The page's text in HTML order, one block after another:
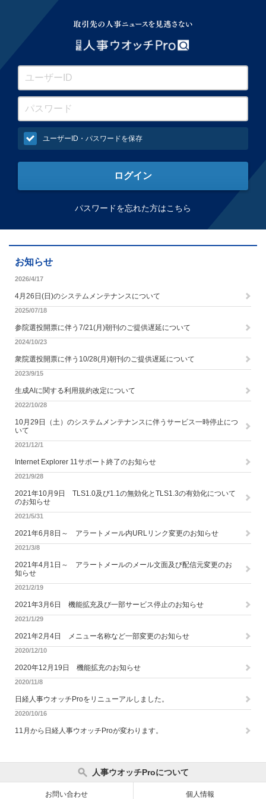
ユーザーID・パスワードを保存
パスワードを忘れた方はこちら
お知らせ
2026/4/17
4月26日(日)のシステムメンテナンスについて
2025/07/18
参院選投開票に伴う7/21(月)朝刊のご提供遅延について
2024/10/23
衆院選投開票に伴う10/28(月)朝刊のご提供遅延について
2023/9/15
生成AIに関する利用規約改定について
2022/10/28
10月29日（土）のシステムメンテナンスに伴うサービス一時停止につ
いて
2021/12/1
Internet Explorer 11サポート終了のお知らせ
2021/9/28
2021年10月9日 TLS1.0及び1.1の無効化とTLS1.3の有効化について
のお知らせ
2021/5/31
2021年6月8日～ アラートメール内URLリンク変更のお知らせ
2021/3/8
2021年4月1日～ アラートメールのメール文面及び配信元変更のお
知らせ
2021/2/19
2021年3月6日 機能拡充及び一部サービス停止のお知らせ
2021/1/29
2021年2月4日 メニュー名称など一部変更のお知らせ
2020/12/10
2020年12月19日 機能拡充のお知らせ
2020/11/8
日経人事ウオッチProをリニューアルしました。
2020/10/16
11月から日経人事ウオッチProが変わります。
人事ウオッチProについて
お問い合わせ 個人情報